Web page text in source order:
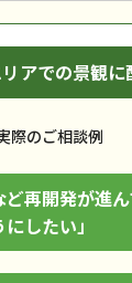
アでの景観
際のご相談例
ど再開発が進ん
したい」